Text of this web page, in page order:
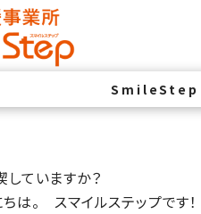
SmileStep
していますか？
は。 スマイルステップです！